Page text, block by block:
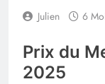
Julien 6
Prix du
2025